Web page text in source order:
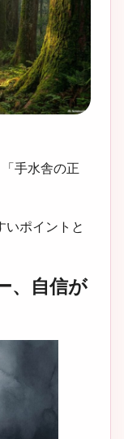
手水舎の正
ポイントと
、自信が